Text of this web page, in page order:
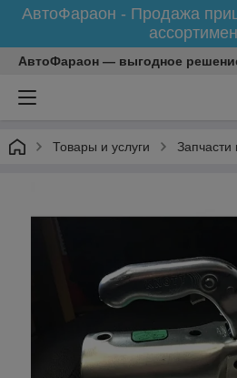
АвтоФараон - Продажа
АвтоФараон — выгодное
Товары и услуги